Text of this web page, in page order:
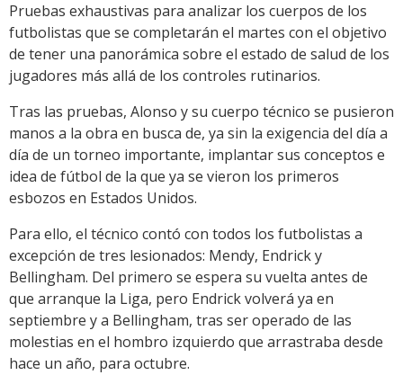
Pruebas exhaustivas para analizar los cuerpos de los
futbolistas que se completarán el martes con el objetivo
de tener una panorámica sobre el estado de salud de los
jugadores más allá de los controles rutinarios.
Tras las pruebas, Alonso y su cuerpo técnico se pusieron
manos a la obra en busca de, ya sin la exigencia del día a
día de un torneo importante, implantar sus conceptos e
idea de fútbol de la que ya se vieron los primeros
esbozos en Estados Unidos.
Para ello, el técnico contó con todos los futbolistas a
excepción de tres lesionados: Mendy, Endrick y
Bellingham. Del primero se espera su vuelta antes de
que arranque la Liga, pero Endrick volverá ya en
septiembre y a Bellingham, tras ser operado de las
molestias en el hombro izquierdo que arrastraba desde
hace un año, para octubre.